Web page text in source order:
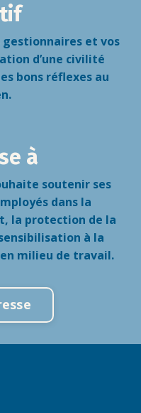
et vos
d’une civilité
bons réflexes au
à
soutenir ses
dans la
la protection de la
à la
milieu de travail.